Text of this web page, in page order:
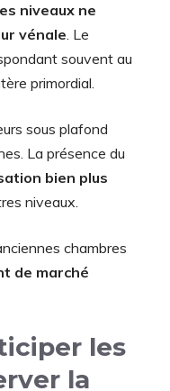
niveaux ne
vénale. Le
souvent au
primordial.
sous plafond
La présence du
bien plus
niveaux.
chambres
de marché
les
la